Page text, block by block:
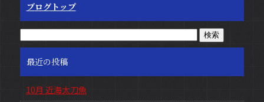
ブログトップ
最近の投稿
10月 近海太刀魚